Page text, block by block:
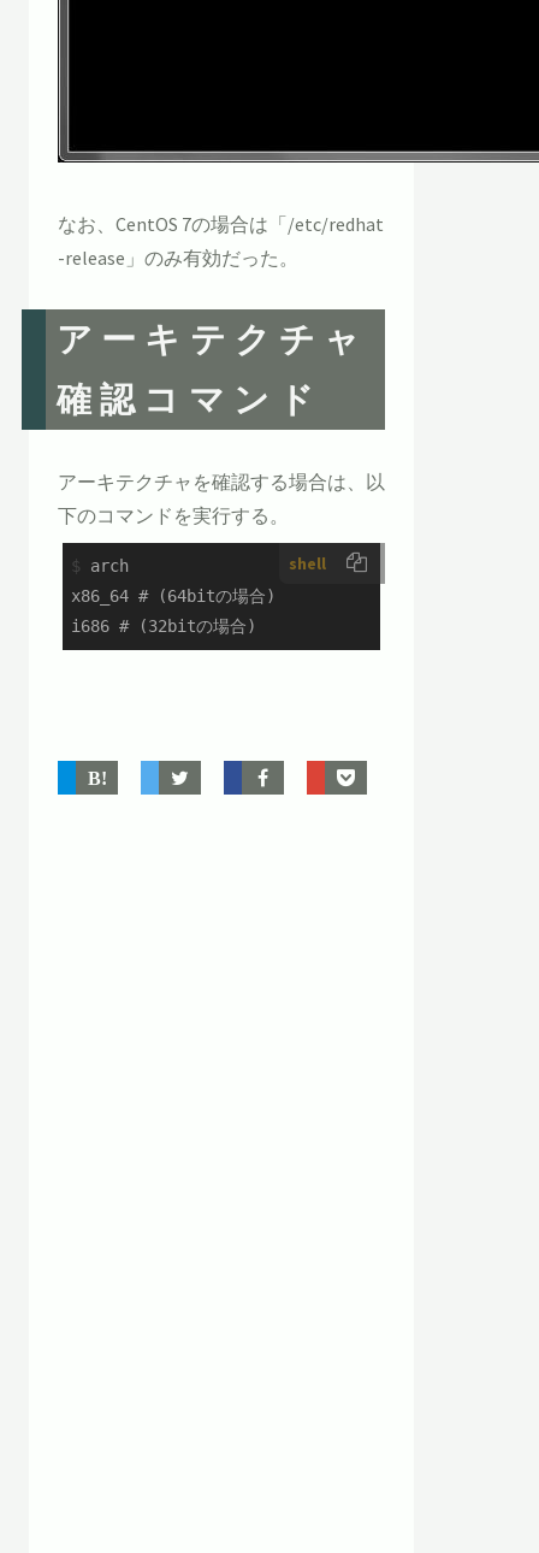
なお、CentOS 7の場合は「/etc/redhat
-release」のみ有効だった。
アーキテクチャ
確認コマンド
アーキテクチャを確認する場合は、以
下のコマンドを実行する。
shell
$ arch
x86_64 # (64bitの場合)
i686 # (32bitの場合)